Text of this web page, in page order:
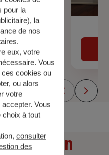
pour la
), la
de nos
eux, votre
Vous
ces cookies ou
ou alors
votre
Vous
choix à tout
consulter
des